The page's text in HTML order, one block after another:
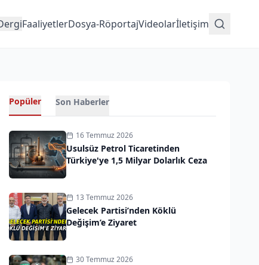
FaaliyetlerDosya-RöportajVideolarİletişim
Popüler Son Haberler
16 Temmuz 2026
Usulsüz Petrol Ticaretinden
Türkiye'ye 1,5 Milyar Dolarlık Ceza
13 Temmuz 2026
Gelecek Partisi’nden Köklü
Değişim’e Ziyaret
30 Temmuz 2026